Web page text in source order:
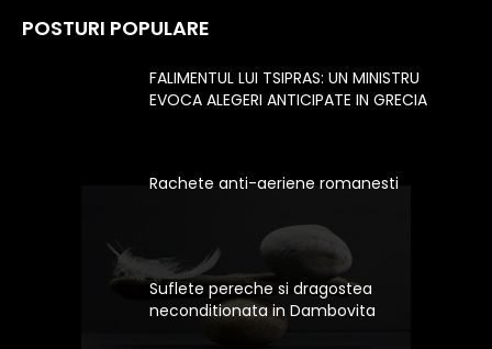
POSTURI POPULARE
FALIMENTUL LUI TSIPRAS: UN MINISTRU
EVOCA ALEGERI ANTICIPATE IN GRECIA
Rachete anti-aeriene romanesti
Suflete pereche si dragostea
neconditionata in Dambovita